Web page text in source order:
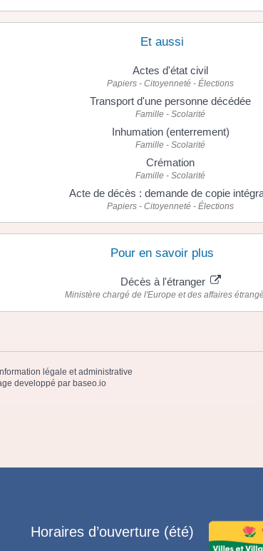
Et aussi
Actes d'état civil
Papiers - Citoyenneté - Élections
Transport d'une personne décédée
Famille - Scolarité
Inhumation (enterrement)
Famille - Scolarité
Crémation
Famille - Scolarité
Acte de décès : demande de copie
Papiers - Citoyenneté - Élections
Pour en savoir plus
Décès à l'étranger
Ministère chargé de l'Europe et des affaires
légale et administrative
developpé par baseo.io
Horaires d’ouverture (été)